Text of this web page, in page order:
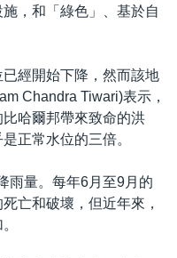
，和「綠色」、基於自
經開始下降，然而該地
Chandra Tiwari)表示，
哈爾邦帶來致命的洪
正常水位的三倍。
雨量。每年6月至9月的
亡和破壞，但近年來，